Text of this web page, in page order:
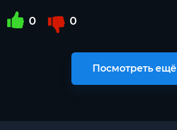
0 0
Посмотреть ещё